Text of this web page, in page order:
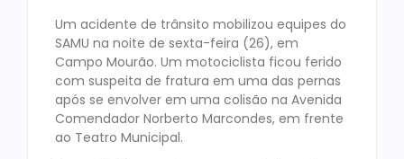
Um acidente de trânsito mobilizou equipes do
SAMU na noite de sexta-feira (26), em
Campo Mourão. Um motociclista ficou ferido
com suspeita de fratura em uma das pernas
após se envolver em uma colisão na Avenida
Comendador Norberto Marcondes, em frente
ao Teatro Municipal.